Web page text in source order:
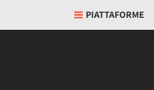
PIATTAFORME